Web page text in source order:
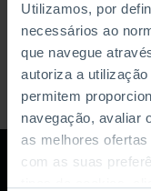
Utilizamos, por
necessários ao
que navegue
autoriza a
permitem
navegação, avaliar
as melhores
com as suas